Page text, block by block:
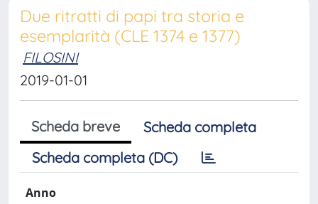
Due ritratti di papi tra storia e
esemplarità (CLE 1374 e 1377)
FILOSINI
2019-01-01
Scheda breve
Scheda completa
Scheda completa (DC)
Anno